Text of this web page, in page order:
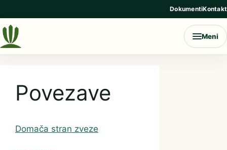
DokumentiKontakt
Meni
Povezave
Domača stran zveze